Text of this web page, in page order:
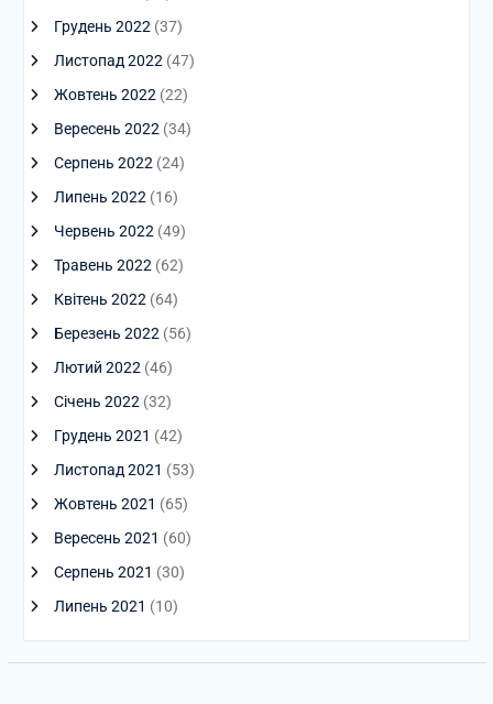
Грудень 2022(37)
Листопад 2022(47)
Жовтень 2022(22)
Вересень 2022(34)
Серпень 2022(24)
Липень 2022(16)
Червень 2022(49)
Травень 2022(62)
Квітень 2022(64)
Березень 2022(56)
Лютий 2022(46)
Січень 2022(32)
Грудень 2021 (42)
Листопад 2021 (53)
Жовтень 2021 (65)
Вересень 2021 (60)
Серпень 2021 (30)
Липень 2021 (10)